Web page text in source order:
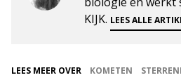
KIJK. LEES ALLE
LEES MEER OVER KOMETEN